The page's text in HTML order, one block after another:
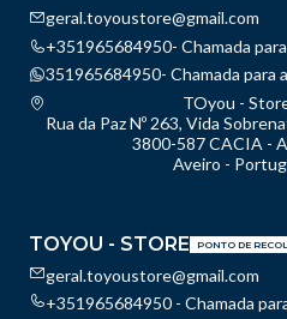
geral.toyoustore@gmail.com
+351965684950- Chamada
351965684950- Chamada para
TOyou -
Rua da Paz Nº 263, Vida
3800-587 CACIA -
Aveiro -
TOYOU - STORE PONTO DE
geral.toyoustore@gmail.com
+351965684950 - Chamada